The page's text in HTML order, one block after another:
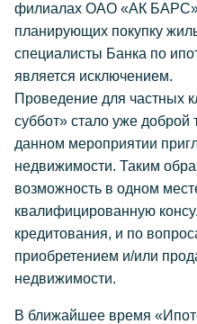
филиалах ОАО «АК БАРС»
планирующих покупку
специалисты Банка по
является исключением.
Проведение для частных
суббот» стало уже доброй
данном мероприятии
недвижимости. Таким
возможность в одном
квалифицированную
кредитования, и по
приобретением и/или
недвижимости.
В ближайшее время